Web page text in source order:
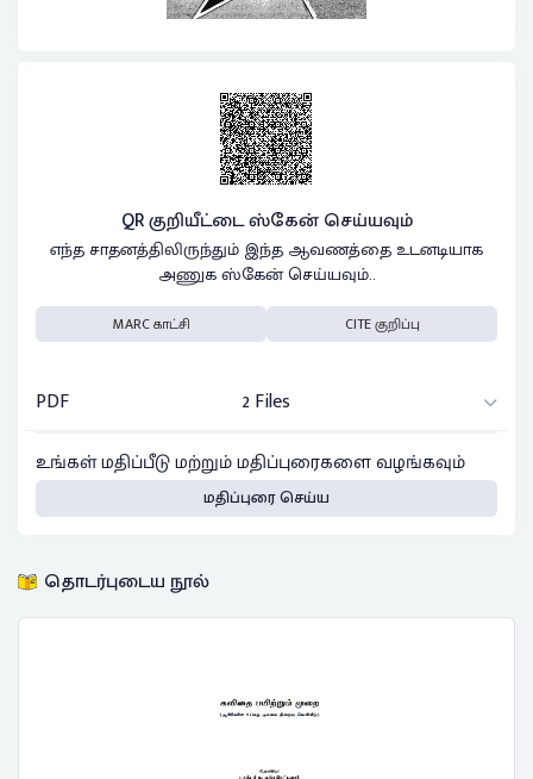
QR குறியீட்டை ஸ்கேன் செய்யவும்
எந்த சாதனத்திலிருந்தும் இந்த ஆவணத்தை உடனடியாக
அணுக ஸ்கேன் செய்யவும்..
MARC காட்சி CITE குறிப்பு
PDF
2 Files
உங்கள் மதிப்பீடு மற்றும் மதிப்புரைகளை வழங்கவும்
மதிப்புரை செய்ய
தொடர்புடைய நூல்